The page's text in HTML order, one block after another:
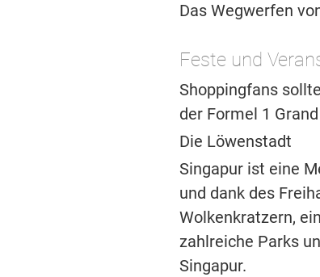
Das Wegwerfen
Feste und
Shoppingfans
der Formel 1
Die Löwenstadt
Singapur ist eine
und dank des
Wolkenkratzern,
zahlreiche Parks
Singapur.